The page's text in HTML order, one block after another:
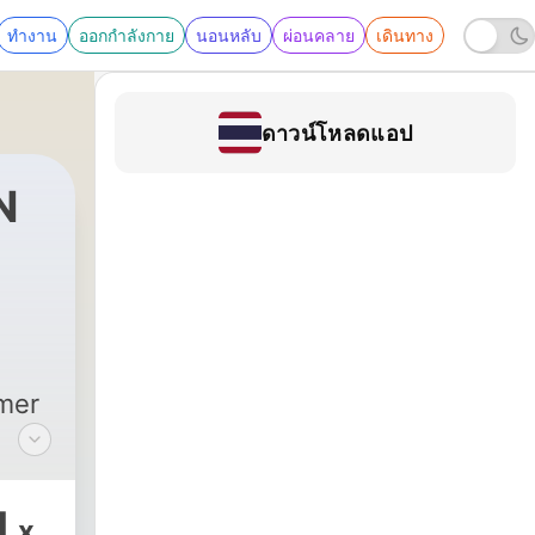
ทำงาน ออกกำลังกาย นอนหลับ ผ่อนคลาย เดินทาง
ดาวน์โหลดแอป